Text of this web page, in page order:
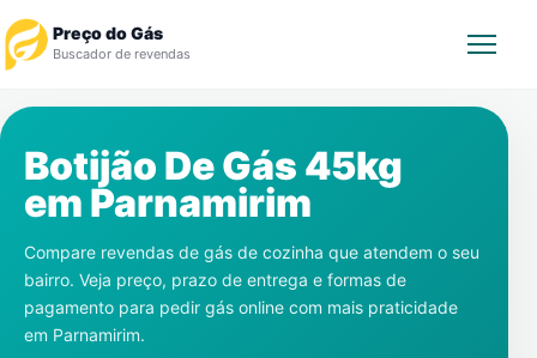
Preço do Gás
Buscador de revendas
Revendedor
Notícias
Cadastre-se
Botijão De Gás 45kg
em Parnamirim
Compare revendas de gás de cozinha que atendem o seu
bairro. Veja preço, prazo de entrega e formas de
pagamento para pedir gás online com mais praticidade
em Parnamirim.